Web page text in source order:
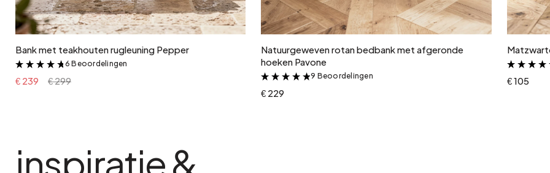
In winkelwagen
Bank met teakhouten rugleuning Pepper
&
6 Beoordelingen
€ 239 € 299
In winkelwagen
Natuurgeweven rotan bedbank met afgeronde
hoeken Pavone
&
9 Beoordelingen
€ 229
€ 105
inspiratie &